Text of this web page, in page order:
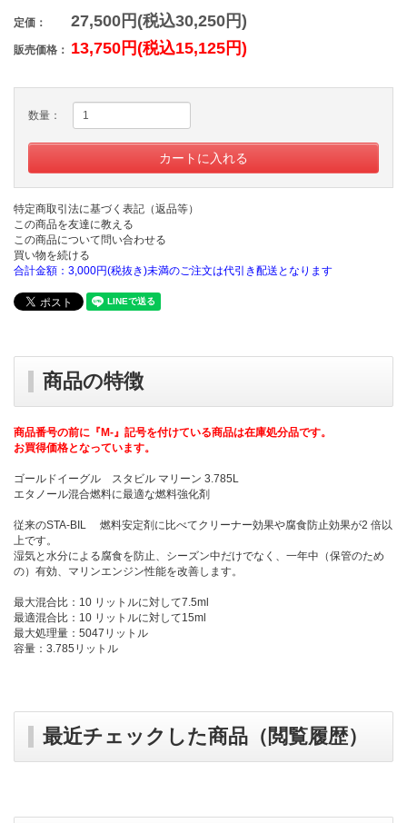
定価： 27,500円(税込30,250円)
販売価格： 13,750円(税込15,125円)
数量：
特定商取引法に基づく表記（返品等）
この商品を友達に教える
この商品について問い合わせる
買い物を続ける
合計金額：3,000円(税抜き)未満のご注文は代引き配送となります
商品の特徴
商品番号の前に『M-』記号を付けている商品は在庫処分品です。
お買得価格となっています。
ゴールドイーグル スタビル マリーン 3.785L
エタノール混合燃料に最適な燃料強化剤
従来のSTA-BIL 燃料安定剤に比べてクリーナー効果や腐食防止効果が2 倍以
上です。
湿気と水分による腐食を防止、シーズン中だけでなく、一年中（保管のため
の）有効、マリンエンジン性能を改善します。
最大混合比：10 リットルに対して7.5ml
最適混合比：10 リットルに対して15ml
最大処理量：5047リットル
容量：3.785リットル
最近チェックした商品（閲覧履歴）